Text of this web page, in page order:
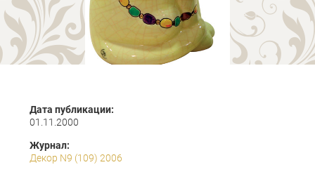
Дата публикации:
01.11.2000
Журнал:
Декор N9 (109) 2006